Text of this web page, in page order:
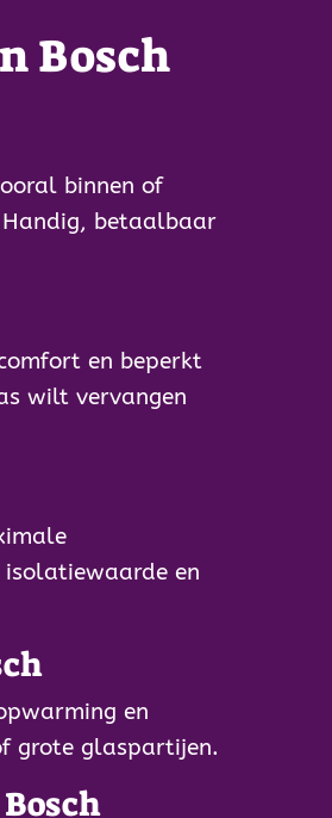
Bosch
binnen of
betaalbaar
en beperkt
wilt vervangen
isolatiewaarde en
en
grote glaspartijen.